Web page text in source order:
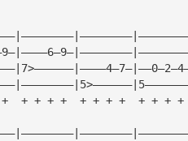
+ + + +  + + + +  + + + +